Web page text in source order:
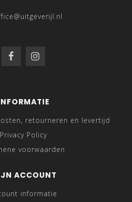
retourneren en levertijd
Privacy Policy
voorwaarden
ACCOUNT
informatie